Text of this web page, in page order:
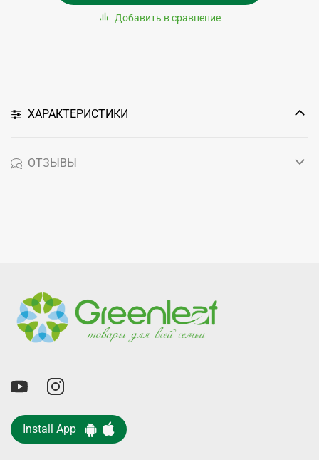
Добавить в сравнение
ХАРАКТЕРИСТИКИ
ОТЗЫВЫ
Install App